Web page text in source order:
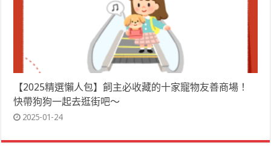
【2025精選懶人包】飼主必收藏的十家寵物友善商場！
快帶狗狗一起去逛街吧～
2025-01-24